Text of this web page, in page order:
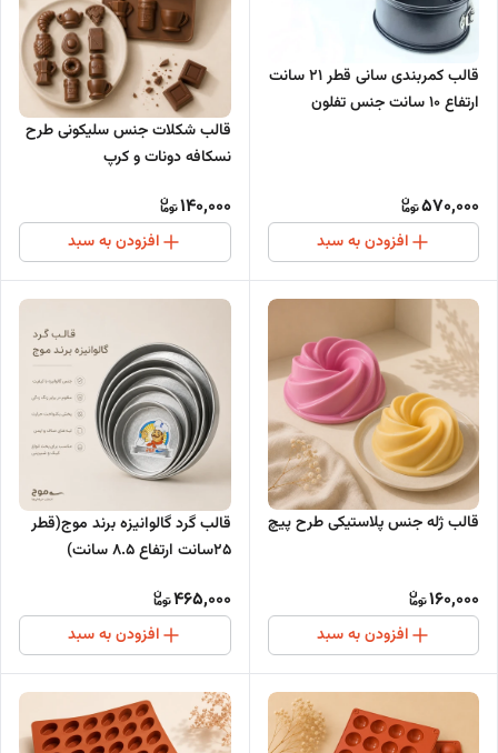
قالب کمربندی سانی قطر 21 سانت
ارتفاع 10 سانت جنس تفلون
570,000
افزودن به سبد
قالب شکلات جنس سلیکونی طرح
نسکافه دونات و کرپ
140,000
افزودن به سبد
قالب ژله جنس پلاستیکی طرح پیچ
160,000
افزودن به سبد
قالب گرد گالوانیزه برند موج(قطر
25سانت ارتفاع ۸.۵ سانت)
465,000
افزودن به سبد